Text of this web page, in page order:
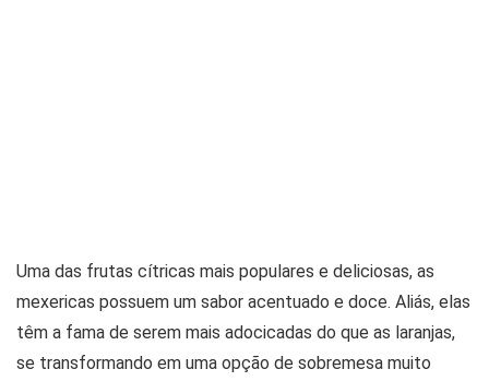
Uma das frutas cítricas mais populares e deliciosas, as
mexericas possuem um sabor acentuado e doce. Aliás, elas
têm a fama de serem mais adocicadas do que as laranjas,
se transformando em uma opção de sobremesa muito